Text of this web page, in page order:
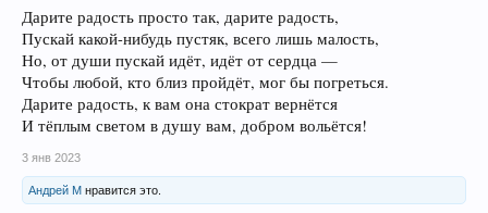
Дарите радость просто так, дарите радость,
Пускай какой-нибудь пустяк, всего лишь малость,
Но, от души пускай идёт, идёт от сердца —
Чтобы любой, кто близ пройдёт, мог бы погреться.
Дарите радость, к вам она стократ вернётся
И тёплым светом в душу вам, добром вольётся!
3 янв 2023
Андрей М нравится это.